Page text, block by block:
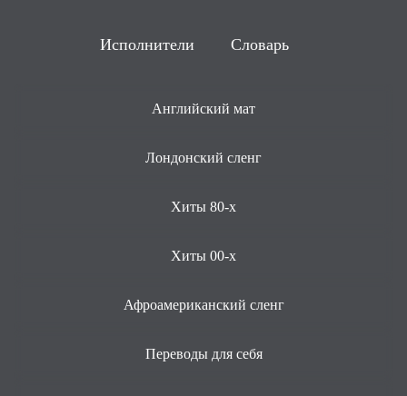
Исполнители Словарь
Английский мат
Лондонский сленг
Хиты 80-х
Хиты 00-х
Афроамериканский сленг
Переводы для себя